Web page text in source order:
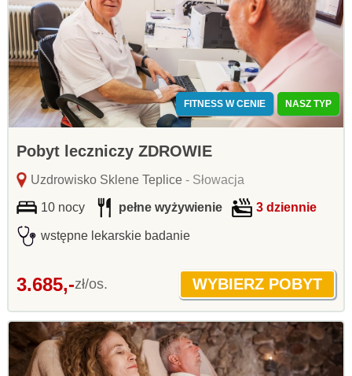
FITNESS W CENIE NASZ TYP
Pobyt leczniczy ZDROWIE
Uzdrowisko Sklene Teplice- Słowacja
10 nocy pełne wyżywienie 3 dziennie
wstępne lekarskie badanie
3.685,-zł/os.